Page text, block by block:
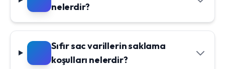
nelerdir?
Sıfır sac varillerin saklama
koşulları nelerdir?